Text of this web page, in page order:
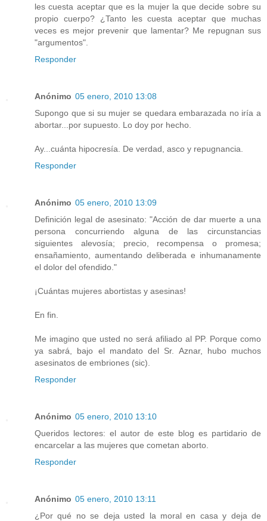
les cuesta aceptar que es la mujer la que decide sobre su
propio cuerpo? ¿Tanto les cuesta aceptar que muchas
veces es mejor prevenir que lamentar? Me repugnan sus
"argumentos".
Responder
Anónimo 05 enero, 2010 13:08
Supongo que si su mujer se quedara embarazada no iría a
abortar...por supuesto. Lo doy por hecho.
Ay...cuánta hipocresía. De verdad, asco y repugnancia.
Responder
Anónimo 05 enero, 2010 13:09
Definición legal de asesinato: "Acción de dar muerte a una
persona concurriendo alguna de las circunstancias
siguientes alevosía; precio, recompensa o promesa;
ensañamiento, aumentando deliberada e inhumanamente
el dolor del ofendido."
¡Cuántas mujeres abortistas y asesinas!
En fin.
Me imagino que usted no será afiliado al PP. Porque como
ya sabrá, bajo el mandato del Sr. Aznar, hubo muchos
asesinatos de embriones (sic).
Responder
Anónimo 05 enero, 2010 13:10
Queridos lectores: el autor de este blog es partidario de
encarcelar a las mujeres que cometan aborto.
Responder
Anónimo 05 enero, 2010 13:11
¿Por qué no se deja usted la moral en casa y deja de